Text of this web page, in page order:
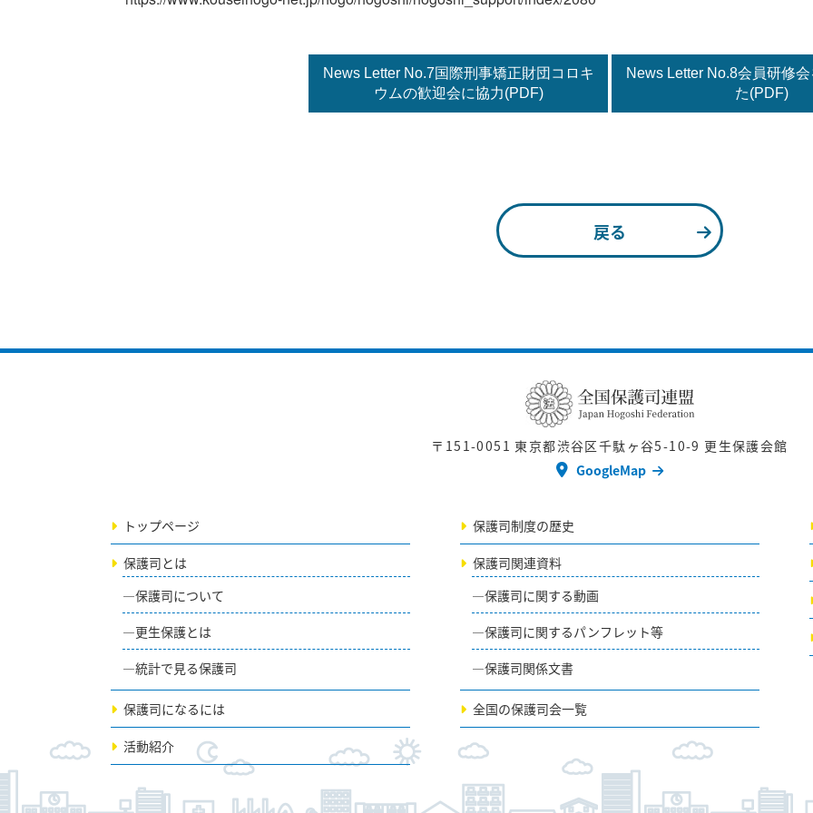
News Letter No.7国際刑事矯正財団コロキ
ウムの歓迎会に協力(PDF)
News Letter No.8会員研修
た(PDF)
戻る
〒151-0051 東京都渋谷区千駄ヶ谷5-10-9 更生保護会館
GoogleMap
トップページ
保護司とは
保護司について
更生保護とは
統計で見る保護司
保護司になるには
活動紹介
保護司制度の歴史
保護司関連資料
保護司に関する動画
保護司に関するパンフレット等
保護司関係文書
全国の保護司会一覧